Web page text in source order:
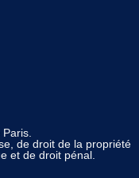
de droit de la propriété
et de droit pénal.